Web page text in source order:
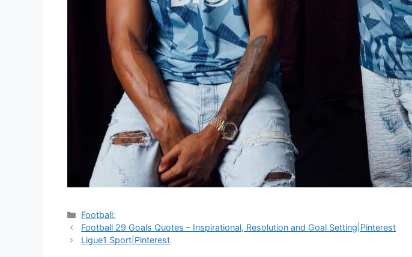
Catégories
Football:
Navigation
des
Football 29 Goals Quotes – Inspirational, Resolution and Goal Setting|Pinterest
Ligue1 Sport|Pinterest